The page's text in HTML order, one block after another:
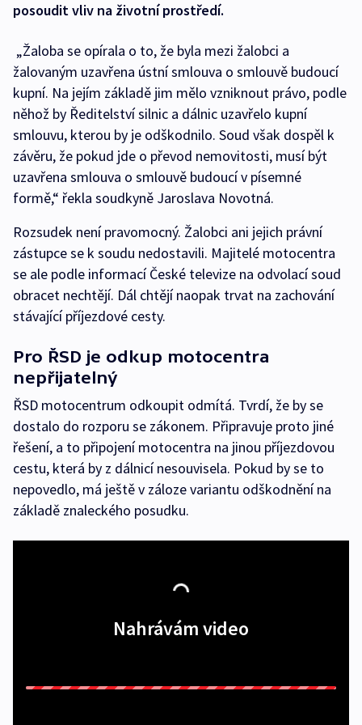
posoudit vliv na životní prostředí.
„Žaloba se opírala o to, že byla mezi žalobci a
žalovaným uzavřena ústní smlouva o smlouvě budoucí
kupní. Na jejím základě jim mělo vzniknout právo, podle
něhož by Ředitelství silnic a dálnic uzavřelo kupní
smlouvu, kterou by je odškodnilo. Soud však dospěl k
závěru, že pokud jde o převod nemovitosti, musí být
uzavřena smlouva o smlouvě budoucí v písemné
formě,“ řekla soudkyně Jaroslava Novotná.
Rozsudek není pravomocný. Žalobci ani jejich právní
zástupce se k soudu nedostavili. Majitelé motocentra
se ale podle informací České televize na odvolací soud
obracet nechtějí. Dál chtějí naopak trvat na zachování
stávající příjezdové cesty.
Pro ŘSD je odkup motocentra
nepřijatelný
ŘSD motocentrum odkoupit odmítá. Tvrdí, že by se
dostalo do rozporu se zákonem. Připravuje proto jiné
řešení, a to připojení motocentra na jinou příjezdovou
cestu, která by z dálnicí nesouvisela. Pokud by se to
nepovedlo, má ještě v záloze variantu odškodnění na
základě znaleckého posudku.
Nahrávám video